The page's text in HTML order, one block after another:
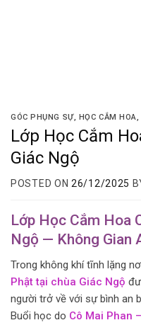
GÓC PHỤNG SỰ, HỌC CẮM HOA
Lớp Học Cắm
Giác Ngộ
POSTED ON 26/12/2025
Lớp Học Cắm Hoa
Ngộ — Không Gian
Trong không khí tĩnh lặng
Phật tại chùa Giác Ngộ
người trở về với sự bình an
Buổi học do Cô Mai Phan